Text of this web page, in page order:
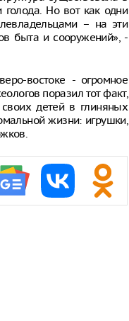
Но вот как одни
– на эти
быта и сооружений», -
востоке - огромное
поразил тот факт,
детей в глиняных
жизни: игрушки,